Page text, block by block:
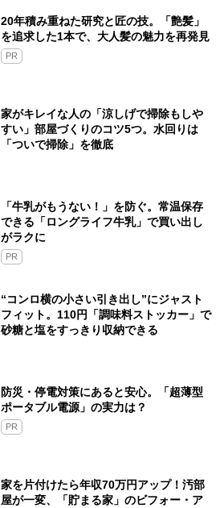
20年積み重ねた研究と匠の技。「艶髪」
を追求した1本で、大人髪の魅力を再発見
PR
家がキレイな人の「涼しげで掃除もしや
すい」部屋づくりのコツ5つ。水回りは
「ついで掃除」を徹底
「牛乳がもうない！」を防ぐ。常温保存
できる「ロングライフ牛乳」で買い出し
がラクに
PR
“コンロ横の小さい引き出し”にジャスト
フィット。110円「調味料ストッカー」で
砂糖と塩をすっきり収納できる
防災・停電対策にあると安心。「超薄型
ポータブル電源」の実力は？​
PR
家を片付けたら年収70万円アップ！汚部
屋が一変、「貯まる家」のビフォー・ア